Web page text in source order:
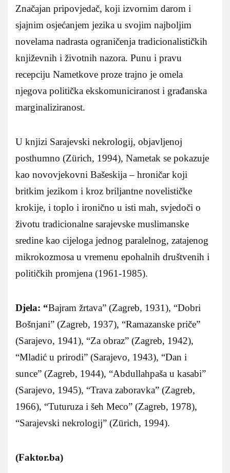
Značajan pripovjedač, koji izvornim darom i
sjajnim osjećanjem jezika u svojim najboljim
novelama nadrasta ograničenja tradicionalističkih
književnih i životnih nazora. Punu i pravu
recepciju Nametkove proze trajno je omela
njegova politička ekskomuniciranost i građanska
marginaliziranost.
U knjizi Sarajevski nekrologij, objavljenoj
posthumno (Zürich, 1994), Nametak se pokazuje
kao novovjekovni Bašeskija – hroničar koji
britkim jezikom i kroz briljantne novelističke
krokije, i toplo i ironično u isti mah, svjedoči o
životu tradicionalne sarajevske muslimanske
sredine kao cijeloga jednog paralelnog, zatajenog
mikrokozmosa u vremenu epohalnih društvenih i
političkih promjena (1961-1985).
Djela: “Bajram žrtava” (Zagreb, 1931), “Dobri
Bošnjani” (Zagreb, 1937), “Ramazanske priče”
(Sarajevo, 1941), “Za obraz” (Zagreb, 1942),
“Mladić u prirodi” (Sarajevo, 1943), “Dan i
sunce” (Zagreb, 1944), “Abdullahpaša u kasabi”
(Sarajevo, 1945), “Trava zaboravka” (Zagreb,
1966), “Tuturuza i šeh Meco” (Zagreb, 1978),
“Sarajevski nekrologij” (Zürich, 1994).
(Faktor.ba)